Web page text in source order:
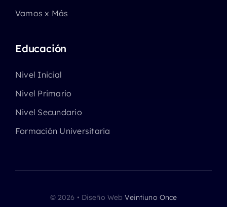
Vamos x Más
Educación
Nivel Inicial
Nivel Primario
Nivel Secundario
Formación Universitaria
© 2026 • Diseño WebVeintiuno Once